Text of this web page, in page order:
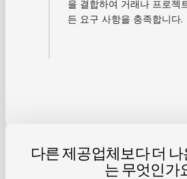
을 결합하여 거래나 프로젝
든 요구 사항을 충족합니다.
다른 제공업체보다 더
는 무엇인가